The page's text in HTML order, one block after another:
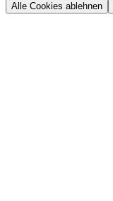
Alle Cookies ablehnen